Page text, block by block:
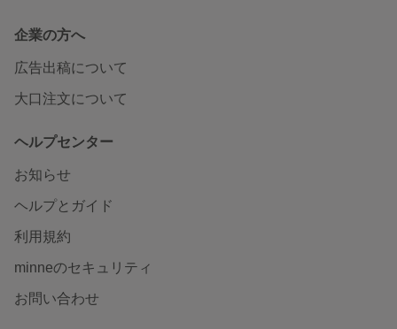
企業の方へ
広告出稿について
大口注文について
ヘルプセンター
お知らせ
ヘルプとガイド
利用規約
minneのセキュリティ
お問い合わせ